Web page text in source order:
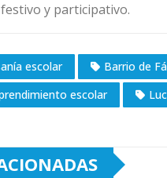
y participativo.
escolar Barrio de
escolar